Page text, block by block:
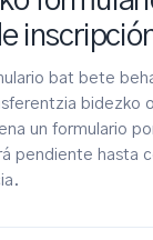
bat bete
bidezko
un formulario
pendiente hasta